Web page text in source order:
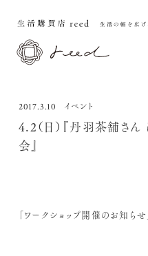
2017.3.10 イベント
4.2（日）『丹羽茶舗さ
会』
「ワークショップ開催のお知らせ